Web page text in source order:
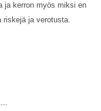
ja kerron myös miksi en
riskejä ja verotusta.